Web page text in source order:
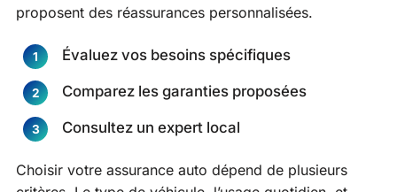
proposent des réassurances personnalisées.
Évaluez vos besoins spécifiques
Comparez les garanties proposées
Consultez un expert local
Choisir votre assurance auto dépend de plusieurs